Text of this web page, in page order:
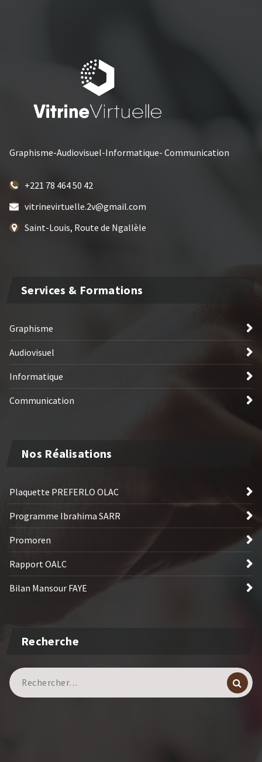
Graphisme-Audiovisuel-Informatique- Communication
+221 78 464 50 42
vitrinevirtuelle.2v@gmail.com
Saint-Louis, Route de Ngallèle
Services & Formations
Graphisme
Audiovisuel
Informatique
Communication
Nos Réalisations
Plaquette PREFERLO OLAC
Programme Ibrahima SARR
Promoren
Rapport OALC
Bilan Mansour FAYE
Recherche
Recherche
pour :